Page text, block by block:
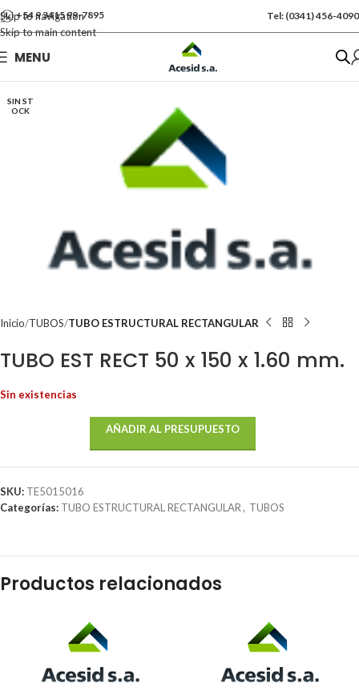
Skip to navigation
Skip to main content
+54 9 3415 99-7895 Tel: (0341) 456-4090
MENU
SIN ST
OCK
Inicio TUBOS TUBO ESTRUCTURAL RECTANGULAR
TUBO EST RECT 50 x 150 x 1.60 mm.
Se vende por Und
Sin existencias
AÑADIR AL PRESUPUESTO
SKU: TE5015016
Categorías: TUBO ESTRUCTURAL RECTANGULAR, TUBOS
Productos relacionados